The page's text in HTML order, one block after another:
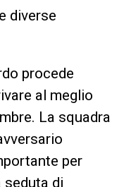
diverse
procede
al meglio
La squadra
per
seduta di